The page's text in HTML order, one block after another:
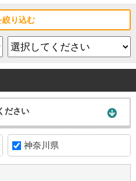
絞り込む
ださい
神奈川県